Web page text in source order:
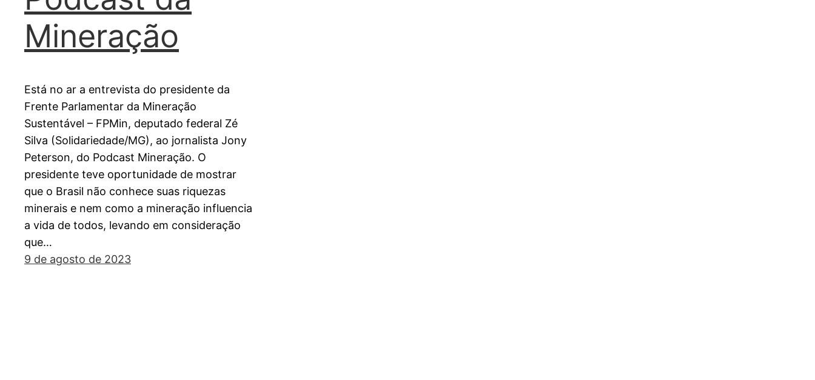
Mineração
Está no ar a entrevista do presidente da
Frente Parlamentar da Mineração
Sustentável – FPMin, deputado federal Zé
Silva (Solidariedade/MG), ao jornalista Jony
Peterson, do Podcast Mineração. O
presidente teve oportunidade de mostrar
que o Brasil não conhece suas riquezas
minerais e nem como a mineração influencia
a vida de todos, levando em consideração
que…
9 de agosto de 2023